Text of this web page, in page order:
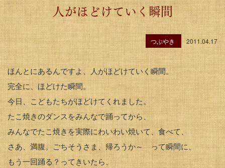
人がほどけていく瞬間
つぶやき 2011.04.17
ほんとにあるんですよ、人がほどけていく瞬間。
完全に、ほどけた瞬間。
今日、こどもたちがほどけてくれました。
たこ焼きのダンスをみんなで踊ってから、
みんなでたこ焼きを実際にわいわい焼いて、食べて、
さあ、満腹。ごちそうさま、帰ろうか～ って瞬間に、
もう一回踊る？ってきいたら、